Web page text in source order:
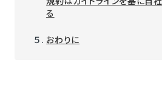
る
５. おわりに